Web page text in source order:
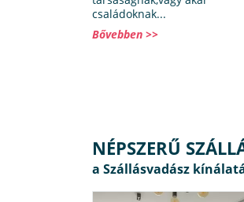
családoknak...
Bővebben >>
NÉPSZERŰ